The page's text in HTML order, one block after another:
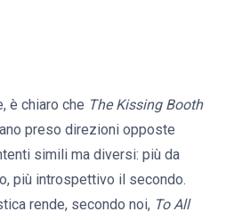
è chiaro che The Kissing Booth
preso direzioni opposte
simili ma diversi: più da
più introspettivo il secondo.
rende, secondo noi, To All